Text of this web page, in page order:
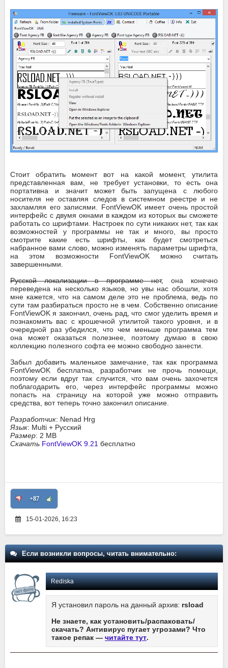
Стоит обратить момент вот на какой момент, утилита
представленная вам, не требует установки, то есть она
портативна и значит может быть запущена с любого
носителя не оставляя следов в системном реестре и не
захламляя его записями. FontViewOK имеет очень простой
интерфейс с двумя окнами в каждом из которых вы сможете
работать со шрифтами. Настроек по сути никаких нет, так как
возможностей у программы не так и много, вы просто
смотрите какие есть шрифты, как будет смотреться
набранное вами слово, можно изменять параметры шрифта,
на этом возможности FontViewOK можно считать
завершенными.
Русской локализации в программе нет, она конечно
переведена на несколько языков, но увы нас обошли, хотя
мне кажется, что на самом деле это не проблема, ведь по
сути там разбираться просто не в чем. Собственно описание
FontViewOK я закончил, очень рад, что смог уделить время и
познакомить вас с крошечной утилитой такого уровня, и в
очередной раз убедился, что чем меньше программа тем
она может оказаться полезнее, поэтому думаю в свою
коллекцию полезного софта ее можно свободно занести.
Забыл добавить маленькое замечание, так как программа
FontViewOK бесплатна, разработчик не прочь помощи,
поэтому если вдруг так случится, что вам очень захочется
поблагодарить его, через интерфейс программы можно
попасть на страницу на которой уже можно отправить
средства, вот теперь точно закончил описание.
Разработчик: Nenad Hrg
Язык: Multi + Русский
Размер: 2 MB
Скачать FontViewOK 9.21 бесплатно
+87
15-01-2026, 16:23
Если возникли вопросы, читать внимательно:
Rediska
Я установил пароль на данный архив: rsload
Не знаете, как установить/распаковать/
скачать? Антивирус пугает угрозами? Что
такое репак — читайте тут.